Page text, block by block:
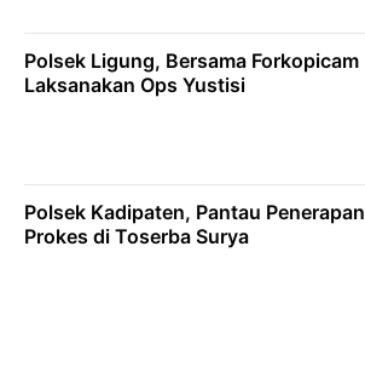
Polsek Ligung, Bersama Forkopicam
Laksanakan Ops Yustisi
Polsek Kadipaten, Pantau Penerapan
Prokes di Toserba Surya